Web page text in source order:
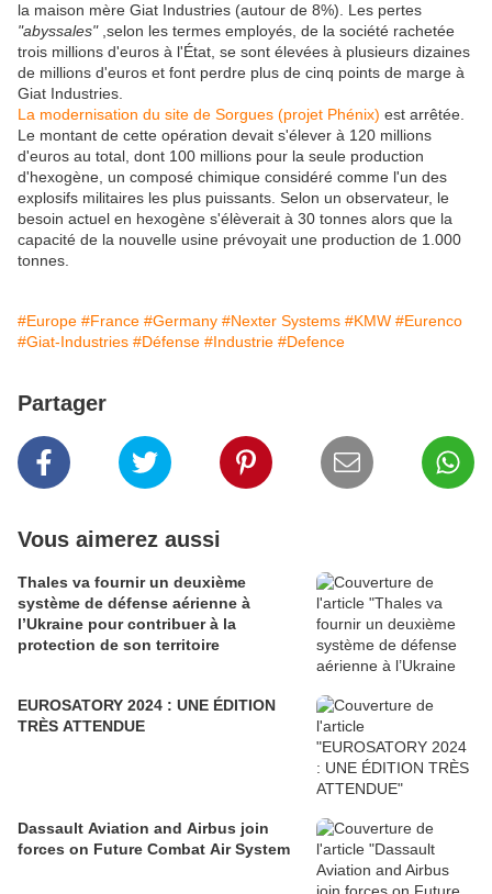
la maison mère Giat Industries (autour de 8%). Les pertes
"abyssales",selon les termes employés, de la société rachetée
trois millions d'euros à l'État, se sont élevées à plusieurs dizaines
de millions d'euros et font perdre plus de cinq points de marge à
Giat Industries.
La modernisation du site de Sorgues (projet Phénix) est arrêtée.
Le montant de cette opération devait s'élever à 120 millions
d'euros au total, dont 100 millions pour la seule production
d'hexogène, un composé chimique considéré comme l'un des
explosifs militaires les plus puissants. Selon un observateur, le
besoin actuel en hexogène s'élèverait à 30 tonnes alors que la
capacité de la nouvelle usine prévoyait une production de 1.000
tonnes.
#Europe #France #Germany #Nexter Systems #KMW #Eurenco
#Giat-Industries #Défense #Industrie #Defence
Partager
Vous aimerez aussi
Thales va fournir un deuxième
système de défense aérienne à
l’Ukraine pour contribuer à la
protection de son territoire
EUROSATORY 2024 : UNE ÉDITION
TRÈS ATTENDUE
Dassault Aviation and Airbus join
forces on Future Combat Air System